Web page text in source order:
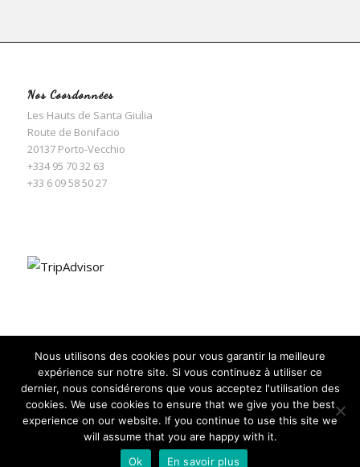
Nos Coordonnées
Les Hauts de Santa Giulia
Route de Bonifacio
20137 Porto-Vecchio
+334 95 70 32 63
+33 6 09 58 50 27
© Les Hauts de Santa Giulia -
powered by Expert WordPress Theme
Nous utilisons des cookies pour vous garantir la meilleure
expérience sur notre site. Si vous continuez à utiliser ce
dernier, nous considérerons que vous acceptez l'utilisation des
cookies. We use cookies to ensure that we give you the best
experience on our website. If you continue to use this site we
will assume that you are happy with it.
Ok
En savoir plus